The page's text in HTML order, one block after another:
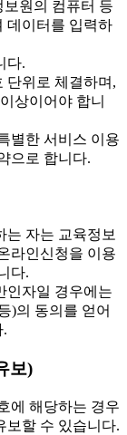
원의 컴퓨터 등
데이터를 입력하
다.
위로 체결하며,
상이어야 합니
별한 서비스 이용
으로 합니다.
자는 교육정보
라인신청을 이용
다.
인자일 경우에는
)의 동의를 얻어
.
보)
에 해당하는 경우
보할 수 있습니다.